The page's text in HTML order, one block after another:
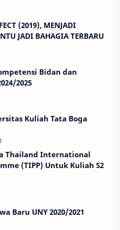
(2019), MENJADI
JADI BAHAGIA TERBARU
Bidan dan
2025
Kuliah Tata Boga
Thailand International
(TIPP) Untuk Kuliah S2
Baru UNY 2020/2021